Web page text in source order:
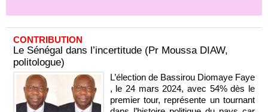
CONTRIBUTION
Le Sénégal dans l’incertitude (Pr Moussa DIAW,
politologue)
L’élection de Bassirou Diomaye Faye
, le 24 mars 2024, avec 54% dès le
premier tour, représente un tournant